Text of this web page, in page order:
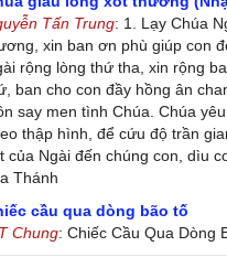
Tấn Trung: 1. Lạy Chúa
xin ban ơn phù giúp con
rộng lòng thứ tha, xin rộng
ban cho con đầy hồng ân
say men tình Chúa. Chúa
thập hình, để cứu độ trần
của Ngài đến chúng con, dìu
Thánh
cầu qua dòng bão tố
Chung: Chiếc Cầu Qua Dòng
Water by Simon &